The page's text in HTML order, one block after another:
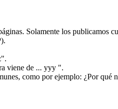
Solamente los publicamos
viene de ... yyy ".
como por ejemplo: ¿Por qué